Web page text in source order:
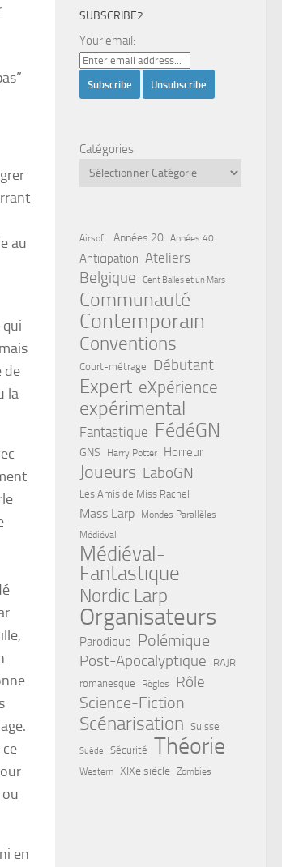
au
qui
de
la
en
SUBSCRIBE2
Your email:
Catégories
Airsoft Années 20 Années 40
Anticipation Ateliers
Belgique Cent Balles et un Mars
Communauté
Contemporain
Conventions
Court-métrage Débutant
Expert eXpérience
expérimental
Fantastique FédéGN
GNS Harry Potter Horreur
Joueurs LaboGN
Les Amis de Miss Rachel
Mass Larp
Mondes Parallèles
Médiéval
Médiéval-
Fantastique
Nordic Larp
Organisateurs
Parodique Polémique
Post-Apocalyptique
RAJR
romanesque
Règles
Rôle
Science-Fiction
Scénarisation Suisse
Suède Sécurité Théorie
Western XIXe siècle Zombies